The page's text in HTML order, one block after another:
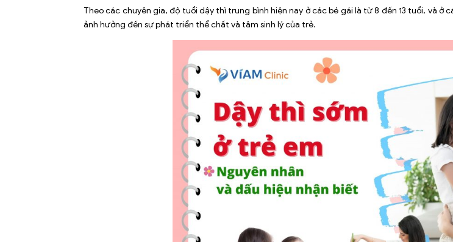
Theo các chuyên gia, độ tuổi dậy thì trung bình hiện nay ở các bé gái là từ 8 đến 13 tuổi, và
ảnh hưởng đến sự phát triển thể chất và tâm sinh lý của trẻ.